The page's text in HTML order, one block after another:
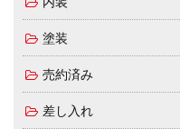
塗装
売約済み
差し入れ